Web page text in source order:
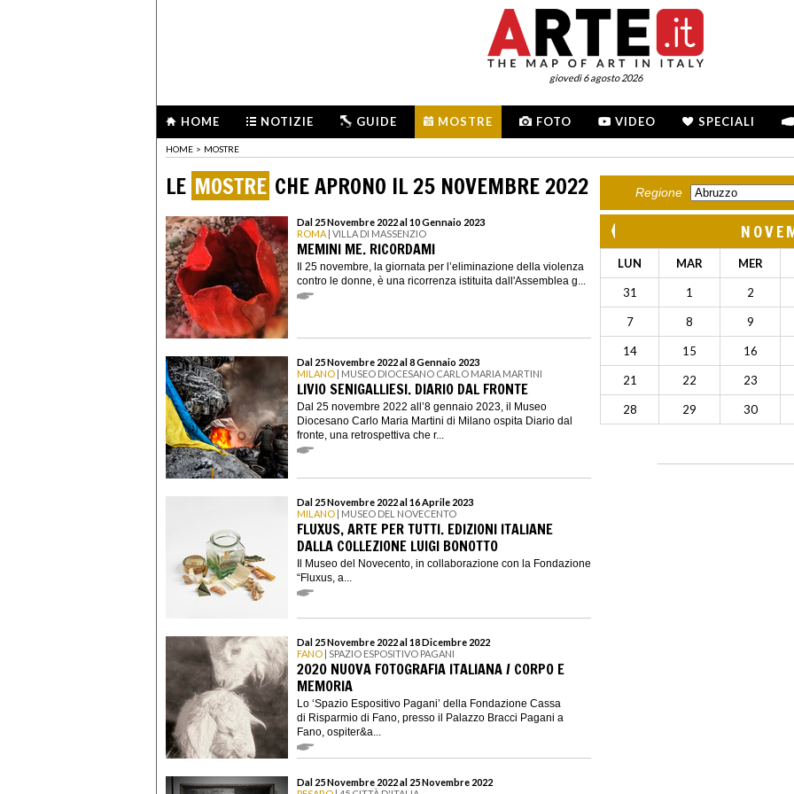
giovedì 6 agosto 2026
HOME NOTIZIE GUIDE MOSTRE FOTO VIDEO SPECIALI
HOME > MOSTRE
LE MOSTRE CHE APRONO IL 25 NOVEMBRE 2022
Dal 25 Novembre 2022 al 10 Gennaio 2023
ROMA | VILLA DI MASSENZIO
MEMINI ME. RICORDAMI
Il 25 novembre, la giornata per l’eliminazione della violenza
contro le donne, è una ricorrenza istituita dall'Assemblea g...
Dal 25 Novembre 2022 al 8 Gennaio 2023
MILANO | MUSEO DIOCESANO CARLO MARIA MARTINI
LIVIO SENIGALLIESI. DIARIO DAL FRONTE
Dal 25 novembre 2022 all’8 gennaio 2023, il Museo
Diocesano Carlo Maria Martini di Milano ospita Diario dal
fronte, una retrospettiva che r...
Dal 25 Novembre 2022 al 16 Aprile 2023
MILANO | MUSEO DEL NOVECENTO
FLUXUS, ARTE PER TUTTI. EDIZIONI ITALIANE
DALLA COLLEZIONE LUIGI BONOTTO
Il Museo del Novecento, in collaborazione con la Fondazione Bonotto, presenta
“Fluxus, a...
Dal 25 Novembre 2022 al 18 Dicembre 2022
FANO | SPAZIO ESPOSITIVO PAGANI
2020 NUOVA FOTOGRAFIA ITALIANA / CORPO E
MEMORIA
Lo ‘Spazio Espositivo Pagani’ della Fondazione Cassa
di Risparmio di Fano, presso il Palazzo Bracci Pagani a
Fano, ospiter&a...
Dal 25 Novembre 2022 al 25 Novembre 2022
Regione
LUN MAR MER
31 1 2
7 8 9
14 15 16
21 22 23
28 29 30